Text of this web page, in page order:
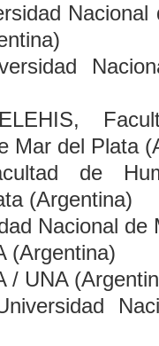
Mar del Plata
de
(Argentina)
Nacional de
(Argentina)
/ UNA